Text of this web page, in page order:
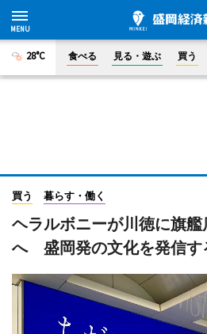
28°C 食べる 見る・遊ぶ 買う
買う 暮らす・働く
ヘラルボニーが川徳に旗
へ 盛岡発の文化を発信す